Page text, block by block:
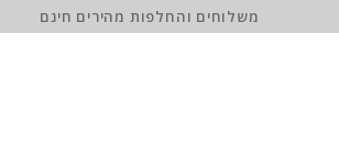
משלוחים והחלפות מהירים חינם